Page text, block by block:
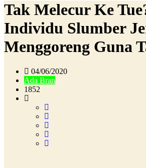
Tak Melecur Ke
Individu Slumber
Menggoreng Guna
04/06/2020
Ada Bran
1852